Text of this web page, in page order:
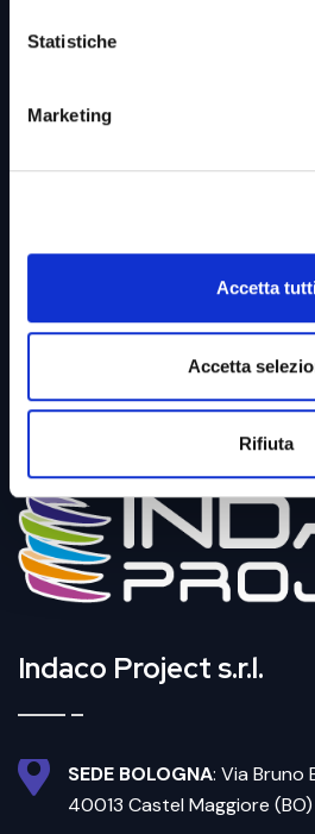
Statistiche
Marketing
Accetta
Accetta
Rifiuta
Diventa Partner
Cookies Policy
Digital Vending
Bilancio di Sostenibilità
Per il cliente
Indaco Project s.r.l.
SEDE BOLOGNA: Via Bruno
40013 Castel Maggiore (BO)